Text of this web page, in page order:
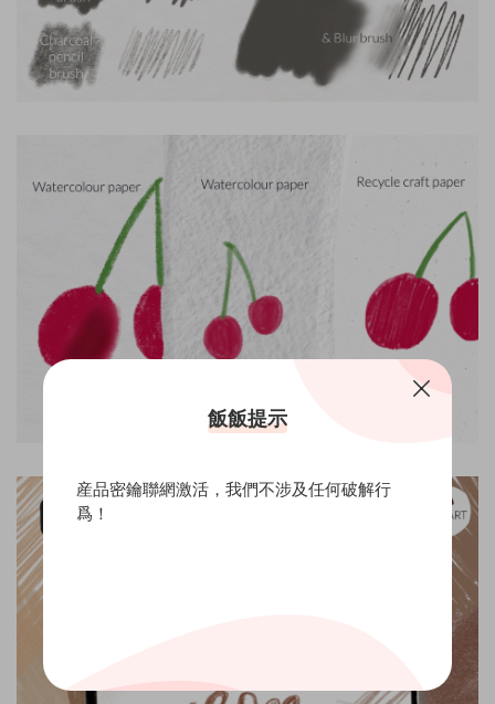
飯飯提示
産品密鑰聯網激活，我們不涉及任何破解行
爲！